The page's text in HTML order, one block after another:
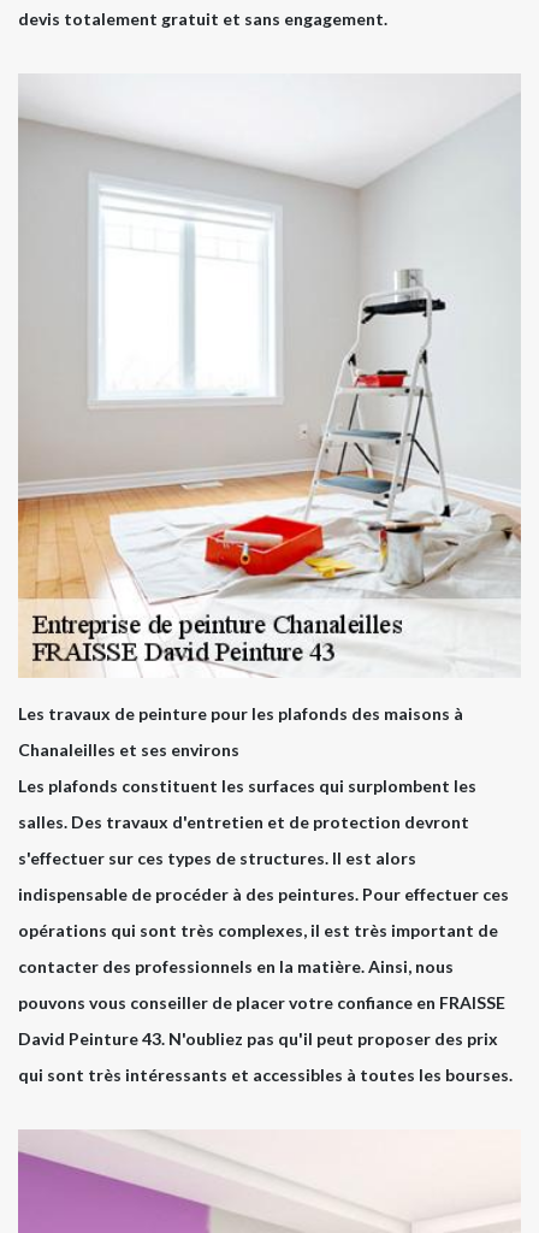
devis totalement gratuit et sans engagement.
Les travaux de peinture pour les plafonds des maisons à
Chanaleilles et ses environs
Les plafonds constituent les surfaces qui surplombent les
salles. Des travaux d'entretien et de protection devront
s'effectuer sur ces types de structures. Il est alors
indispensable de procéder à des peintures. Pour effectuer ces
opérations qui sont très complexes, il est très important de
contacter des professionnels en la matière. Ainsi, nous
pouvons vous conseiller de placer votre confiance en FRAISSE
David Peinture 43. N'oubliez pas qu'il peut proposer des prix
qui sont très intéressants et accessibles à toutes les bourses.